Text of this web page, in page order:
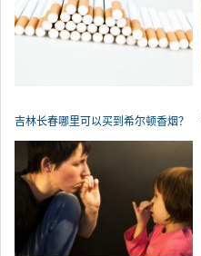
吉林长春哪里可以买到希尔顿香烟？